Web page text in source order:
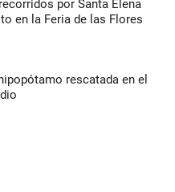
por Santa Elena
en la Feria de las Flores
rescatada en el